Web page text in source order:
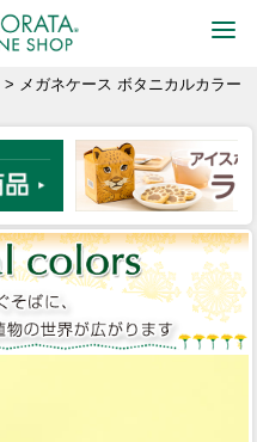
> メガネケース ボタニカルカラー